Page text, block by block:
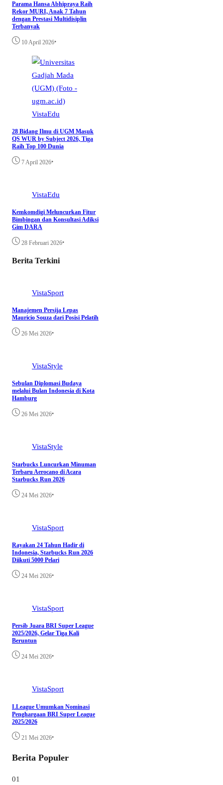
Parama Hansa Abhipraya Raih
Rekor MURI, Anak 7 Tahun
dengan Prestasi Multidisiplin
Terbanyak
10 April 2026•
VistaEdu
28 Bidang Ilmu di UGM Masuk
QS WUR by Subject 2026, Tiga
Raih Top 100 Dunia
7 April 2026•
VistaEdu
Kemkomdigi Meluncurkan Fitur
Bimbingan dan Konsultasi Adiksi
Gim DARA
28 Februari 2026•
Berita Terkini
VistaSport
Manajemen Persija Lepas
Mauricio Souza dari Posisi Pelatih
26 Mei 2026•
VistaStyle
Sebulan Diplomasi Budaya
melalui Bulan Indonesia di Kota
Hamburg
26 Mei 2026•
VistaStyle
Starbucks Luncurkan Minuman
Terbaru Aerocano di Acara
Starbucks Run 2026
24 Mei 2026•
VistaSport
Rayakan 24 Tahun Hadir di
Indonesia, Starbucks Run 2026
Diikuti 5000 Pelari
24 Mei 2026•
VistaSport
Persib Juara BRI Super League
2025/2026, Gelar Tiga Kali
Beruntun
24 Mei 2026•
VistaSport
I.League Umumkan Nominasi
Penghargaan BRI Super League
2025/2026
21 Mei 2026•
Berita Populer
01